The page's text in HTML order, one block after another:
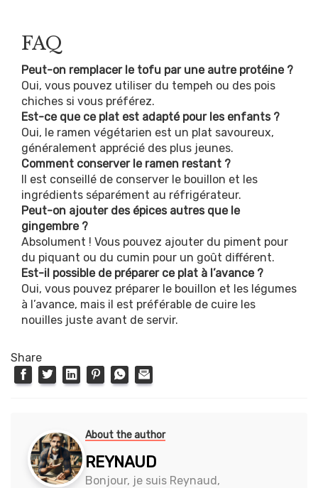
FAQ
Peut-on remplacer le tofu par une autre protéine ?
Oui, vous pouvez utiliser du tempeh ou des pois
chiches si vous préférez.
Est-ce que ce plat est adapté pour les enfants ?
Oui, le ramen végétarien est un plat savoureux,
généralement apprécié des plus jeunes.
Comment conserver le ramen restant ?
Il est conseillé de conserver le bouillon et les
ingrédients séparément au réfrigérateur.
Peut-on ajouter des épices autres que le
gingembre ?
Absolument ! Vous pouvez ajouter du piment pour
du piquant ou du cumin pour un goût différent.
Est-il possible de préparer ce plat à l’avance ?
Oui, vous pouvez préparer le bouillon et les légumes
à l’avance, mais il est préférable de cuire les
nouilles juste avant de servir.
Share
About the author
REYNAUD
Bonjour, je suis Reynaud,